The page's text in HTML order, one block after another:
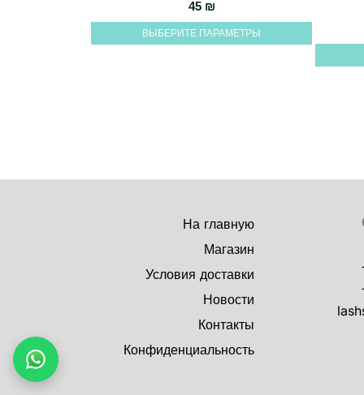
45 ₪
ВЫБЕРИТЕ ПАРАМЕТРЫ
несколько
вариаций.
На главную
Магазин
Условия доставки
Новости
Контакты
Конфиденциальность